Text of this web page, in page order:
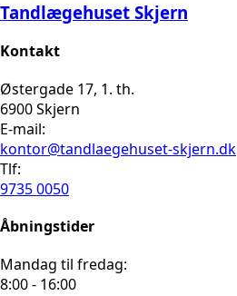
Tandlægehuset Skjern
Kontakt
Østergade 17, 1. th.
6900 Skjern
E-mail:
kontor@tandlaegehuset-skjern.dk
Tlf:
9735 0050
Åbningstider
Mandag til fredag:
8:00 - 16:00